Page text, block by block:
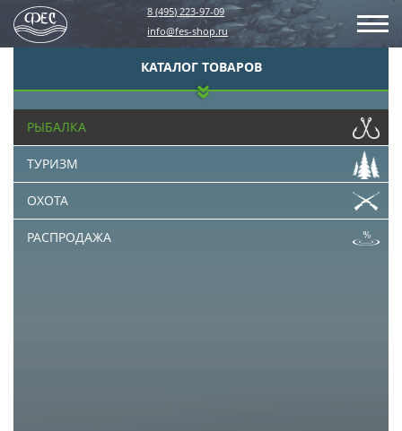
8 (495) 223-97-09
info@fes-shop.ru
КАТАЛОГ ТОВАРОВ
РЫБАЛКА
ТУРИЗМ
ОХОТА
РАСПРОДАЖА